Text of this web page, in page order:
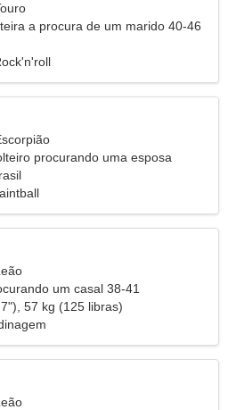
a procura de um marido 40-46
procurando uma esposa
um casal 38-41
57 kg (125 libras)